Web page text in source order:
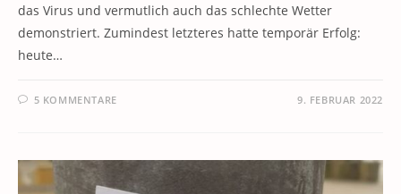
das Virus und vermutlich auch das schlechte Wetter
demonstriert. Zumindest letzteres hatte temporär Erfolg:
heute…
5 KOMMENTARE 9. FEBRUAR 2022